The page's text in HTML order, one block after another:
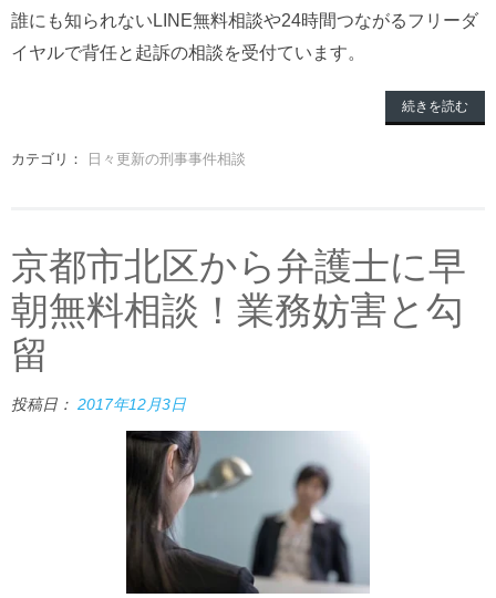
誰にも知られないLINE無料相談や24時間つながるフリーダ
イヤルで背任と起訴の相談を受付ています。
続きを読む
カテゴリ： 日々更新の刑事事件相談
京都市北区から弁護士に早
朝無料相談！業務妨害と勾
留
投稿日： 2017年12月3日